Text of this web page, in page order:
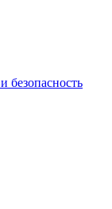
безопасность